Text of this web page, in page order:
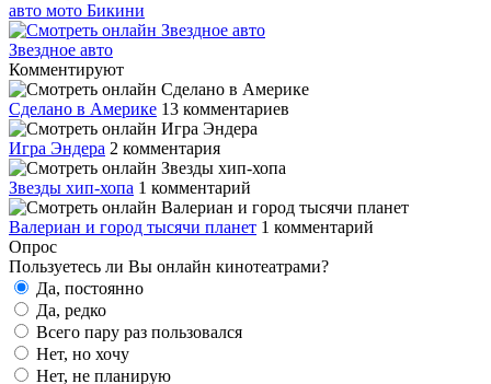
авто мото Бикини
Звездное авто
Комментируют
Сделано в Америке 13 комментариев
Игра Эндера 2 комментария
Звезды хип-хопа 1 комментарий
Валериан и город тысячи планет 1 комментарий
Опрос
Пользуетесь ли Вы онлайн кинотеатрами?
Да, постоянно
Да, редко
Всего пару раз пользовался
Нет, но хочу
Нет, не планирую